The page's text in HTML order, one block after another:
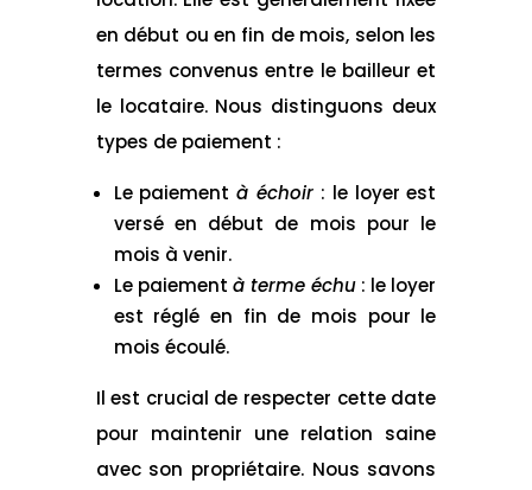
en début ou en fin de mois, selon les
termes convenus entre le bailleur et
le locataire. Nous distinguons deux
types de paiement :
Le paiementà échoir : le loyer est
versé en début de mois pour le
mois à venir.
Le paiement à terme échu : le loyer
est réglé en fin de mois pour le
mois écoulé.
Il est crucial de respecter cette date
pour maintenir une relation saine
avec son propriétaire. Nous savons